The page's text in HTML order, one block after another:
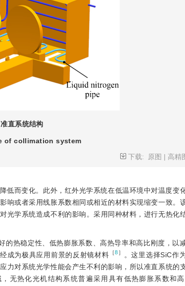
准直系统结构
of collimation system
下载:
原图 | 高精
低而变化。此外，红外光学系统在低温环境中对温度变
响或者采用线胀系数相同或相近的材料实现缩变一致。
光学系统造成不利的影响。采用同种材料，进行无热化
热稳定性、低热膨胀系数、高热导率和高比刚度，以
成为极具应用前景的反射镜材料 ［8］
。这里选择SiC作
力对系统光学性能会产生不利的影响，所以准直系统的
无热化光机结构系统普遍采用具有低热膨胀系数和